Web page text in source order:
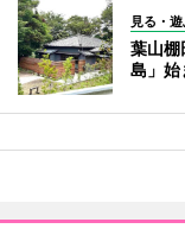
見る・
葉山棚
島」